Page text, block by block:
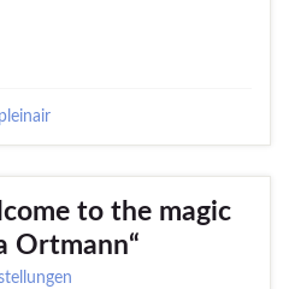
to the magic
Ortmann“